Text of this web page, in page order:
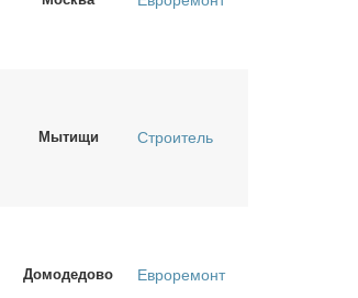
Мытищи Строитель
Домодедово Евроремонт